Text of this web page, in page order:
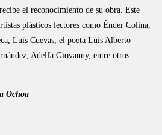
el reconocimiento de su obra. Este
plásticos lectores como Énder Colina,
Luis Cuevas, el poeta Luis Alberto
Adelfa Giovanny, entre otros
Ochoa